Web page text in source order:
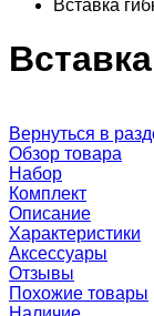
Вставка
Вернуться в
Обзор товара
Набор
Комплект
Описание
Характеристики
Аксессуары
Отзывы
Похожие товары